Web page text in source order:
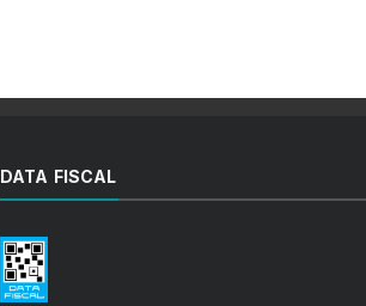
DATA FISCAL